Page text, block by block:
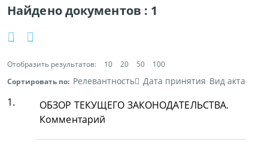
Найдено документов : 1
Отобразить результатов: 10 20 50
100
Сортировать по: Релевантность Дата принятия Вид акта
1.
ОБЗОР ТЕКУЩЕГО ЗАКОНОДАТЕЛЬСТВА.
Комментарий